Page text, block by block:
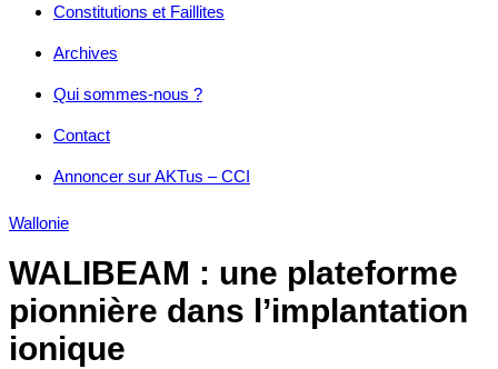
Constitutions et Faillites
Archives
Qui sommes-nous ?
Contact
Annoncer sur AKTus – CCI
Wallonie
WALIBEAM : une plateforme
pionnière dans l’implantation
ionique